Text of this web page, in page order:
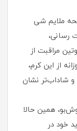
ملایم شی
رسانی،
مراقبت از
از این کرم،
و شاداب‌تر نشان
همین حالا
خود در